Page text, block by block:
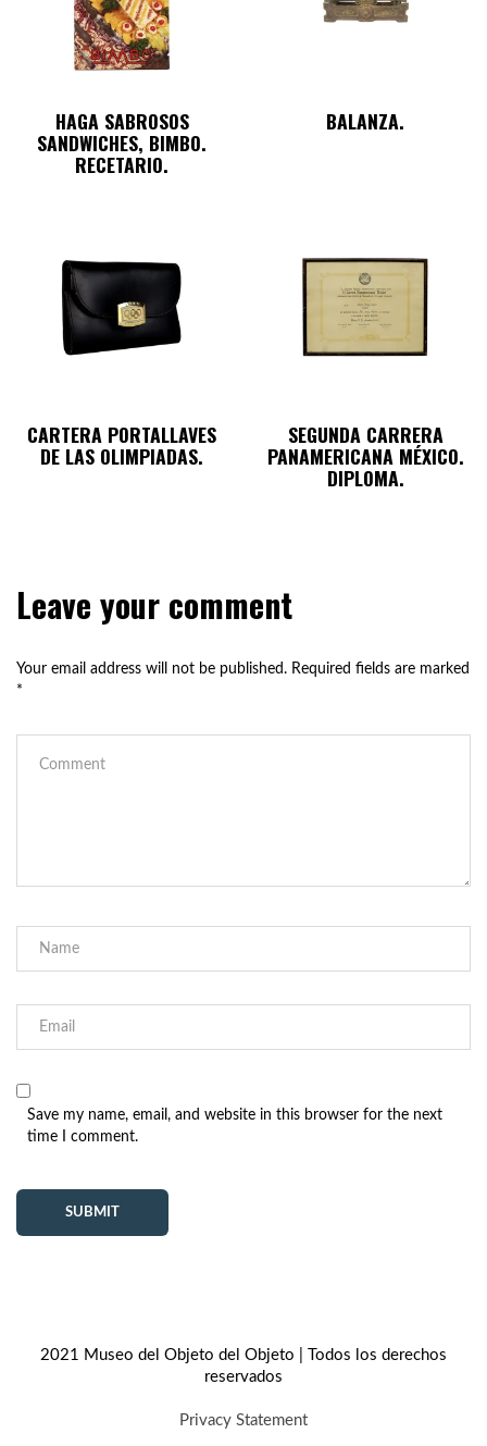
HAGA SABROSOS
SANDWICHES, BIMBO.
RECETARIO.
BALANZA.
CARTERA PORTALLAVES
DE LAS OLIMPIADAS.
SEGUNDA CARRERA
PANAMERICANA MÉXICO.
DIPLOMA.
Leave your comment
Your email address will not be published. Required fields are marked
*
Save my name, email, and website in this browser for the next
time I comment.
2021 Museo del Objeto del Objeto | Todos los derechos
reservados
Privacy Statement